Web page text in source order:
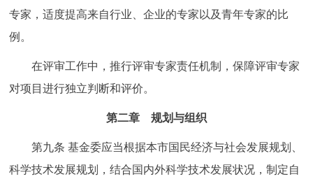
专家，适度提高来自行业、企业的专家以及青年专家的比
例。
在评审工作中，推行评审专家责任机制，保障评审专家
对项目进行独立判断和评价。
第二章 规划与组织
第九条 基金委应当根据本市国民经济与社会发展规划、
科学技术发展规划，结合国内外科学技术发展状况，制定自